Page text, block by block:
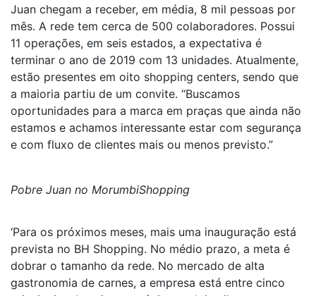
Juan chegam a receber, em média, 8 mil pessoas por
mês. A rede tem cerca de 500 colaboradores. Possui
11 operações, em seis estados, a expectativa é
terminar o ano de 2019 com 13 unidades. Atualmente,
estão presentes em oito shopping centers, sendo que
a maioria partiu de um convite. “Buscamos
oportunidades para a marca em praças que ainda não
estamos e achamos interessante estar com segurança
e com fluxo de clientes mais ou menos previsto.”
Pobre Juan no MorumbiShopping
‘Para os próximos meses, mais uma inauguração está
prevista no BH Shopping. No médio prazo, a meta é
dobrar o tamanho da rede. No mercado de alta
gastronomia de carnes, a empresa está entre cinco